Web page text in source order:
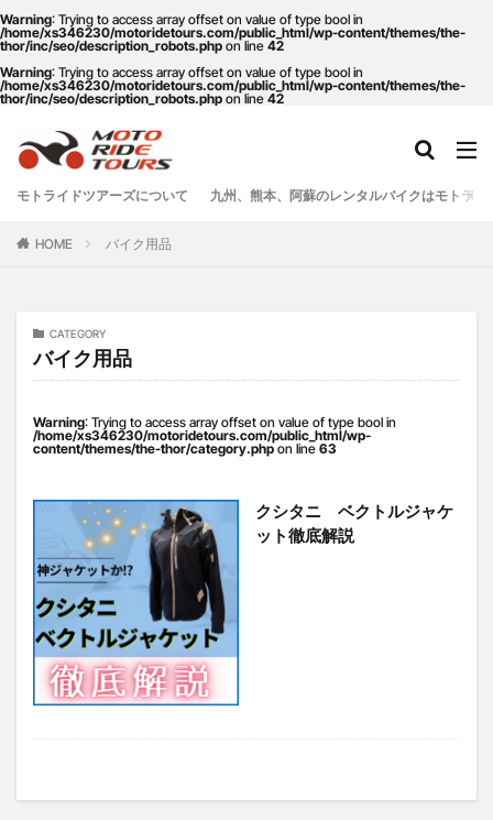
Warning: Trying to access array offset on value of type bool in
/home/xs346230/motoridetours.com/public_html/wp-content/themes/the-
thor/inc/seo/description_robots.php on line 42
Warning: Trying to access array offset on value of type bool in
/home/xs346230/motoridetours.com/public_html/wp-content/themes/the-
thor/inc/seo/description_robots.php on line 42
モトライドツアーズについて 九州、熊本、阿蘇のレンタルバイクはモトライ
HOME バイク用品
CATEGORY
バイク用品
Warning: Trying to access array offset on value of type bool in
/home/xs346230/motoridetours.com/public_html/wp-
content/themes/the-thor/category.phpon line 63
クシタニ ベクトルジャケ
ット徹底解説
タグ
わいた温泉
カフェ
クシタニ
グルメ サウナ
ステッカー
バイクレンタル
レンタル
九州ツーリング
人吉 人吉球磨
像
南小国
南阿蘇村 喫茶竹熊 天草
定食
小国
水俣 温泉 焼肉
熊本
竹熊
米津米店 近江屋
阿蘇
阿蘇くまもと空港
阿蘇グルメ
阿蘇駅
食堂 鰻